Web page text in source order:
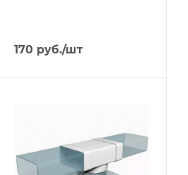
170руб./шт
В наличии в пункте
самовывоза
Да